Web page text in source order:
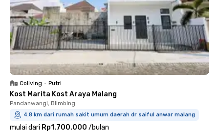
Coliving • Putri
Kost Marita Kost Araya Malang
Pandanwangi, Blimbing
4.8 km dari rumah sakit umum daerah dr saiful anwar malang
mulai dari Rp1.700.000 /bulan